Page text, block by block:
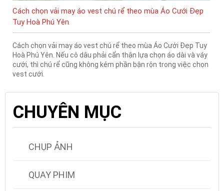
Cách chọn vải may áo vest chú rể theo mùa Áo Cưới Đẹp
Tuy Hoà Phú Yên
Cách chọn vải may áo vest chú rể theo mùa Áo Cưới Đẹp Tuy
Hoà Phú Yên. Nếu cô dâu phải cẩn thận lựa chọn áo dài và váy
cưới, thì chú rể cũng không kém phần bận rộn trong việc chọn
vest cưới.
CHUYÊN MỤC
CHỤP ẢNH
QUAY PHIM